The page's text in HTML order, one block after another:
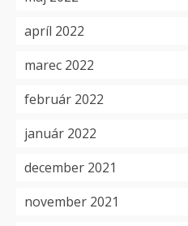
apríl 2022
marec 2022
február 2022
január 2022
december 2021
november 2021